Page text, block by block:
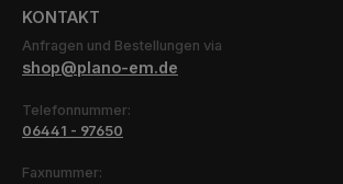
KONTAKT
Anfragen und Bestellungen via
shop@plano-em.de
Telefonnummer:
06441 - 97650
Faxnummer: